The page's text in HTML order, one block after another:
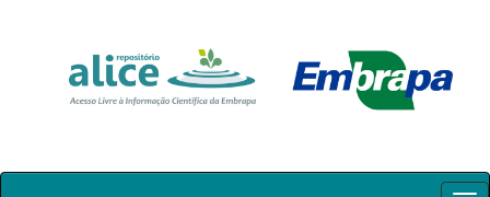
Skip